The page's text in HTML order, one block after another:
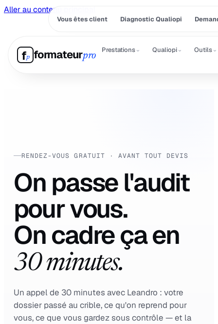
Aller au contenu principal
Vous êtes client Diagnostic Qualiopi
fp formateurpro
Prestations⌄ Qualiopi⌄ Outils⌄
RENDEZ-VOUS GRATUIT · AVANT TOUT DEVIS
On passe l'audit
pour vous.
On cadre ça en
30 minutes.
Un appel de 30 minutes avec Leandro : votre
dossier passé au crible, ce qu'on reprend pour
vous, ce que vous gardez sous contrôle — et la